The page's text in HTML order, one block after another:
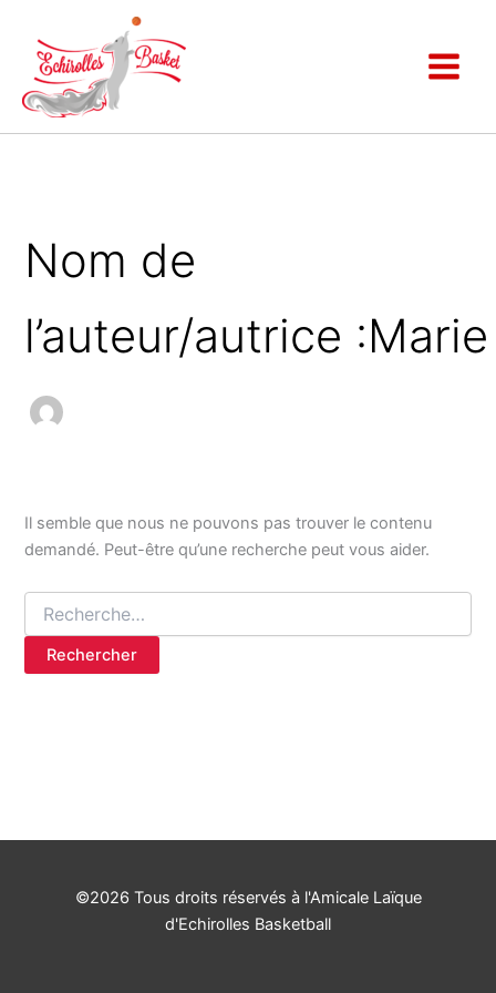
contenu
Nom de
l’auteur/autrice :Marie
Il semble que nous ne pouvons pas trouver le contenu
demandé. Peut-être qu’une recherche peut vous aider.
©2026 Tous droits réservés à l'Amicale Laïque
d'Echirolles Basketball